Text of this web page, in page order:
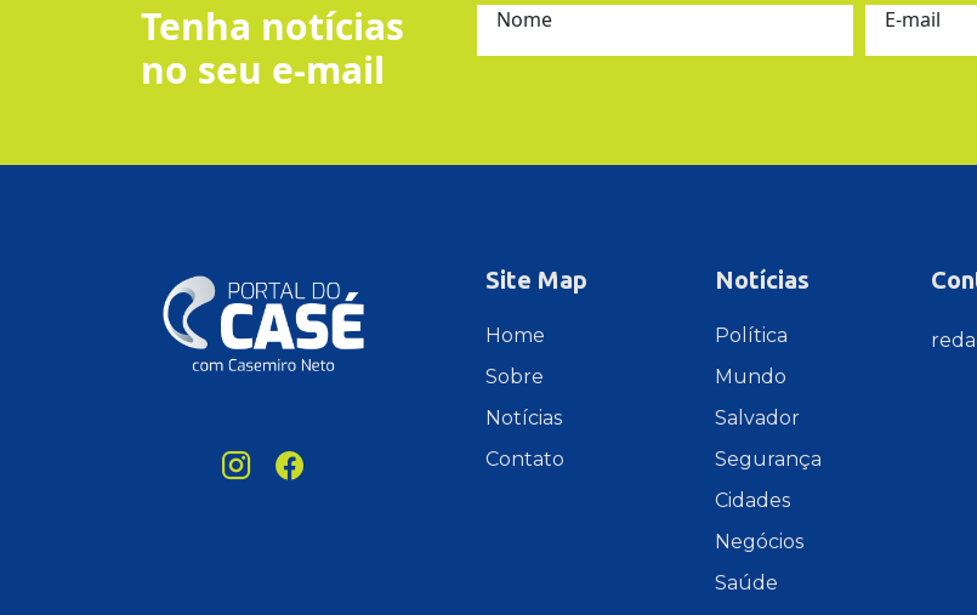
Tenha notícias
no seu e-mail
Nome E-mail
Site Map
Home
Sobre
Notícias
Contato
Notícias
Política
Mundo
Salvador
Segurança
Cidades
Negócios
Saúde